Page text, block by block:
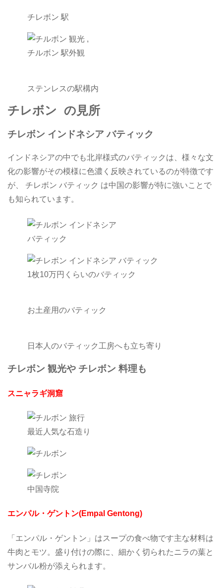
チレボン 駅
チルボン 駅外観
ステンレスの駅構内
チレボン の見所
チレボン インドネシア バティック
インドネシアの中でも北岸様式のバティックは、様々な文
化の影響がその模様に色濃く反映されているのが特徴です
が、 チレボン バティック は中国の影響が特に強いことで
も知られています。
バティック
1枚10万円くらいのバティック
お土産用のバティック
日本人のバティック工房へも立ち寄り
チレボン 観光や チレボン 料理も
スニャラギ洞窟
最近人気な石造り
中国寺院
エンパル・ゲントン(Empal Gentong)
「エンパル・ゲントン」はスープの食べ物です主な材料は
牛肉とモツ。盛り付けの際に、細かく切られたニラの葉と
サンバル粉が添えられます。